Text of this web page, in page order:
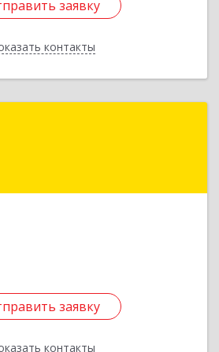
заявку
контакты
заявку
Назад
заявку
контакты
заявку
Назад